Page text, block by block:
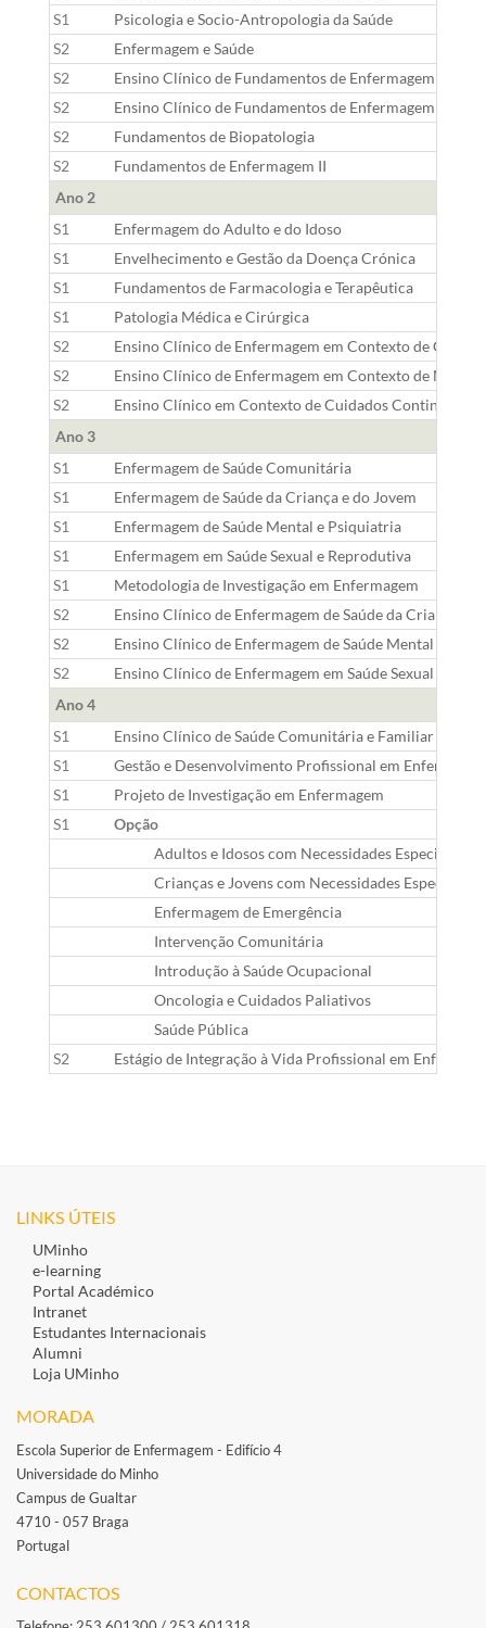
S1
Psicologia e Socio-Antropologia da Saúde
S2
Enfermagem e Saúde
S2
Ensino Clínico de Fundamentos de Enfermagem em
S2
Ensino Clínico de Fundamentos de Enfermagem em
S2
Fundamentos de Biopatologia
S2
Fundamentos de Enfermagem II
Ano 2
S1
Enfermagem do Adulto e do Idoso
S1
Envelhecimento e Gestão da Doença Crónica
S1
Fundamentos de Farmacologia e Terapêutica
S1
Patologia Médica e Cirúrgica
S2
Ensino Clínico de Enfermagem em Contexto de
S2
Ensino Clínico de Enfermagem em Contexto de
S2
Ensino Clínico em Contexto de Cuidados Continuados
Ano 3
S1
Enfermagem de Saúde Comunitária
S1
Enfermagem de Saúde da Criança e do Jovem
S1
Enfermagem de Saúde Mental e Psiquiatria
S1
Enfermagem em Saúde Sexual e Reprodutiva
S1
Metodologia de Investigação em Enfermagem
S2
Ensino Clínico de Enfermagem de Saúde da Criança e
S2
Ensino Clínico de Enfermagem de Saúde Mental e
S2
Ensino Clínico de Enfermagem em Saúde Sexual e
Ano 4
S1
Ensino Clínico de Saúde Comunitária e Familiar
S1
Gestão e Desenvolvimento Profissional em
S1
Projeto de Investigação em Enfermagem
S1
Opção
Adultos e Idosos com Necessidades Especiais
Crianças e Jovens com Necessidades Especiais
Enfermagem de Emergência
Intervenção Comunitária
Introdução à Saúde Ocupacional
Oncologia e Cuidados Paliativos
Saúde Pública
S2
Estágio de Integração à Vida Profissional em
LINKS ÚTEIS
UMinho
e-learning
Portal Académico
Intranet
Estudantes Inte​rnacionais
Alumni
Loja UMinho
MORADA
Escola Superior de Enfermagem - Edifício 4
Universidade do Minho
Campus de Gualtar
4710 - 057 Braga
Portugal
CONTACTOS